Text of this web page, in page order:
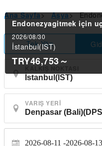
Ana Sayfa> Asya>
Tek Yön
KALKIŞ NOKTASI
VARIŞ YERI
2026-08-11 2026-08-13
Endonezyagitmek için
2026/08/30
İstanbul(IST)
TRY46,753～